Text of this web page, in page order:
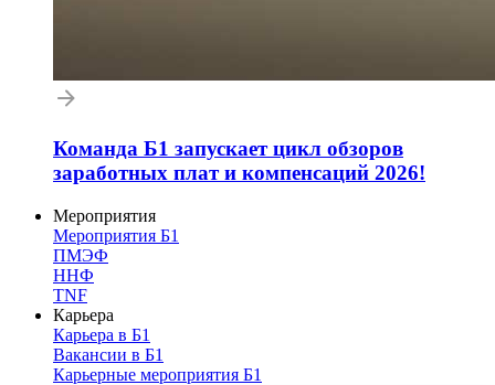
Команда Б1 запускает цикл обзоров
заработных плат и компенсаций 2026!
Мероприятия
Мероприятия Б1
ПМЭФ
ННФ
TNF
Карьера
Карьера в Б1
Вакансии в Б1
Карьерные мероприятия Б1